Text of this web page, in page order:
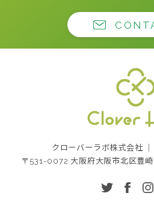
会社
クローバーラボ株式会社
〒531-0072 大阪府大阪市北区豊